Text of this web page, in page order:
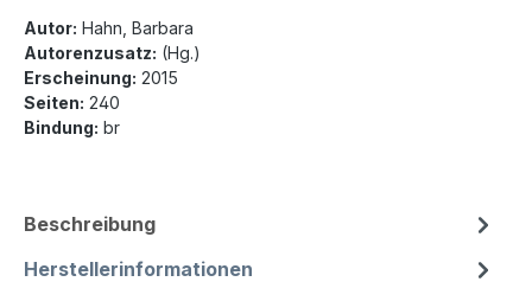
Autor: Hahn, Barbara
Autorenzusatz: (Hg.)
Erscheinung: 2015
Seiten: 240
Bindung: br
Beschreibung
Herstellerinformationen